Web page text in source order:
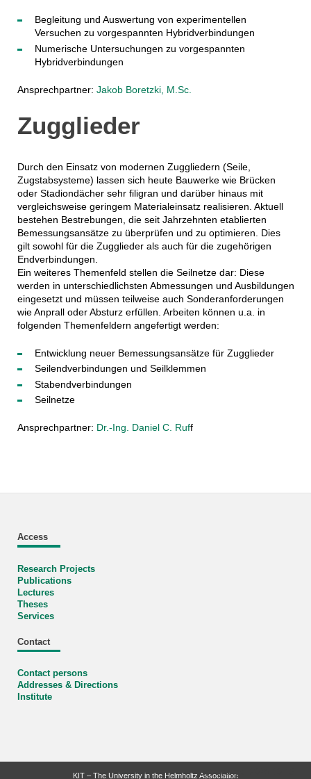
Begleitung und Auswertung von experimentellen
Versuchen zu vorgespannten Hybridverbindungen
Numerische Untersuchungen zu vorgespannten
Hybridverbindungen
Ansprechpartner: Jakob Boretzki, M.Sc.
Zugglieder
Durch den Einsatz von modernen Zuggliedern (Seile,
Zugstabsysteme) lassen sich heute Bauwerke wie Brücken
oder Stadiondächer sehr filigran und darüber hinaus mit
vergleichsweise geringem Materialeinsatz realisieren. Aktuell
bestehen Bestrebungen, die seit Jahrzehnten etablierten
Bemessungsansätze zu überprüfen und zu optimieren. Dies
gilt sowohl für die Zugglieder als auch für die zugehörigen
Endverbindungen.
Ein weiteres Themenfeld stellen die Seilnetze dar: Diese
werden in unterschiedlichsten Abmessungen und Ausbildungen
eingesetzt und müssen teilweise auch Sonderanforderungen
wie Anprall oder Absturz erfüllen. Arbeiten können u.a. in
folgenden Themenfeldern angefertigt werden:
Entwicklung neuer Bemessungsansätze für Zugglieder
Seilendverbindungen und Seilklemmen
Stabendverbindungen
Seilnetze
Ansprechpartner: Dr.-Ing. Daniel C. Ruff
Access
Research Projects
Publications
Lectures
Theses
Services
Contact
Contact persons
Addresses & Directions
Institute
last change: 2025-10-13
KIT – The University in the Helmholtz Association